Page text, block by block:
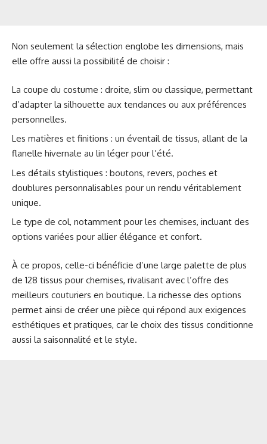
Non seulement la sélection englobe les dimensions, mais
elle offre aussi la possibilité de choisir :
La coupe du costume : droite, slim ou classique, permettant
d’adapter la silhouette aux tendances ou aux préférences
personnelles.
Les matières et finitions : un éventail de tissus, allant de la
flanelle hivernale au lin léger pour l’été.
Les détails stylistiques : boutons, revers, poches et
doublures personnalisables pour un rendu véritablement
unique.
Le type de col, notamment pour les chemises, incluant des
options variées pour allier élégance et confort.
À ce propos, celle-ci bénéficie d’une large palette de plus
de 128 tissus pour chemises, rivalisant avec l’offre des
meilleurs couturiers en boutique. La richesse des options
permet ainsi de créer une pièce qui répond aux exigences
esthétiques et pratiques, car le choix des tissus conditionne
aussi la saisonnalité et le style.